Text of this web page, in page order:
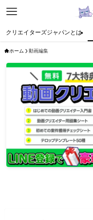
クリエイターズジャパンとは
ホーム 動画編集